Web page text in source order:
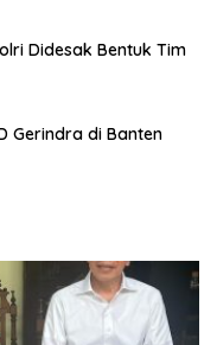
Didesak Bentuk Tim
Gerindra di Banten